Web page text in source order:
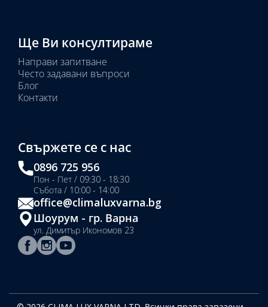
Ще Ви консултираме
Направи запитване
Често задавани въпроси
Блог
Контакти
Свържете се с нас
0896 725 956
Пон - Пет / 09:30 - 18:30
Събота / 10:00 - 14:00
office@climaluxvarna.bg
Шоурум - гр. Варна
ул. Димитър Икономов 23